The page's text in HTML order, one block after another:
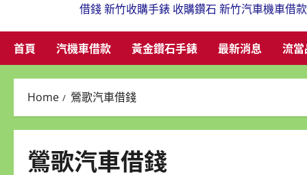
借錢 新竹收購手錶 收購鑽石 新竹汽車機車借
首頁 汽機車借款 黃金鑽石手錶 最新消息 流
Home 鶯歌汽車借錢
鶯歌汽車借錢